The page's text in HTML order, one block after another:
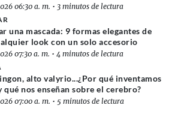
06:30 a. m. • 3 minutos de lectura
una mascada: 9 formas elegantes de
look con un solo accesorio
07:30 a. m. • 4 minutos de lectura
alto valyrio...¿Por qué inventamos
qué nos enseñan sobre el cerebro?
07:00 a. m. • 5 minutos de lectura